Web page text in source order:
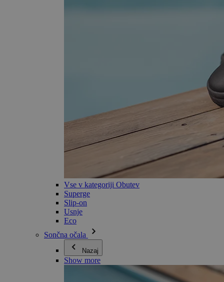
Vse v kategoriji Obutev
Superge
Slip-on
Usnje
Eco
Sončna očala
Nazaj
Show more